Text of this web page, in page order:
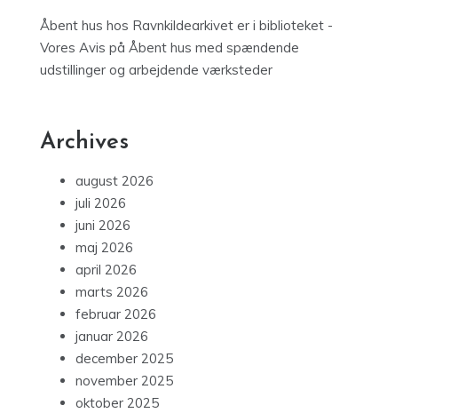
Åbent hus hos Ravnkildearkivet er i biblioteket -
Vores Avis på Åbent hus med spændende
udstillinger og arbejdende værksteder
Archives
august 2026
juli 2026
juni 2026
maj 2026
april 2026
marts 2026
februar 2026
januar 2026
december 2025
november 2025
oktober 2025